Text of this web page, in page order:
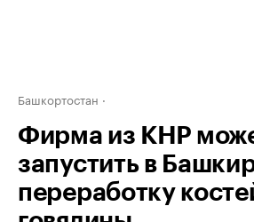
Башкортостан
Фирма из КНР
запустить в
переработку